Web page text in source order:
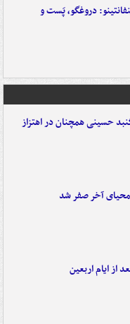
دروغگو، پَست‌ و
حسینی همچنان در اهتزاز
محیای آخر صفر شد
از ایام اربعین